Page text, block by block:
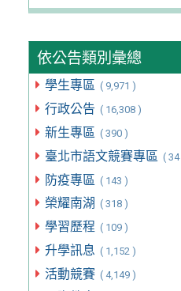
依公告類別彙總
學生專區 ( 9,971 )
行政公告 ( 16,308 )
新生專區 ( 390 )
臺北市語文競賽專區 ( 34
防疫專區 ( 143 )
榮耀南湖 ( 318 )
學習歷程 ( 109 )
升學訊息 ( 1,152 )
活動競賽 ( 4,149 )